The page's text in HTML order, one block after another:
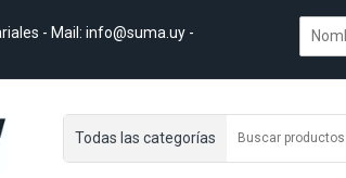
- Mail: info@suma.uy -
Todas las categorías